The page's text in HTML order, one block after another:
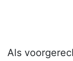
Als